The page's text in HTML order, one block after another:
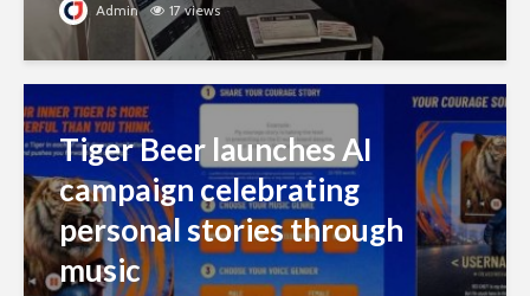
Admin 17 views
Tiger Beer launches AI
campaign celebrating
personal stories through
music